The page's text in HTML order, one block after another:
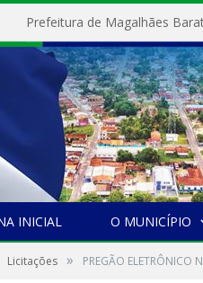
INICIAL O MUNICÍPIO
Licitações » PREGÃO ELETRÔNICO